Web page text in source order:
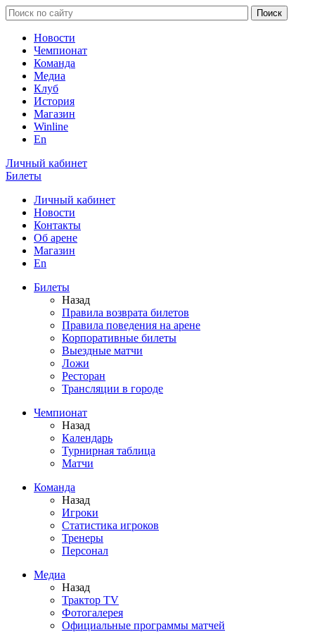
Новости
Чемпионат
Команда
Медиа
Клуб
История
Магазин
Winline
En
Личный кабинет
Билеты
Личный кабинет
Новости
Контакты
Об арене
Магазин
En
Билеты
Назад
Правила возврата билетов
Правила поведения на арене
Корпоративные билеты
Выездные матчи
Ложи
Ресторан
Трансляции в городе
Чемпионат
Назад
Календарь
Турнирная таблица
Матчи
Команда
Назад
Игроки
Статистика игроков
Тренеры
Персонал
Медиа
Назад
Трактор TV
Фотогалерея
Официальные программы матчей